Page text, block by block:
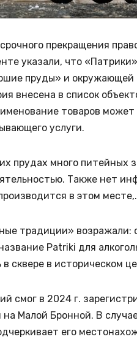
прекращения
указали, что
пруды» и окружающей
внесена в список
товаров
услуги.
прудах много питейных
Также нет
в этом месте,.
традиции» возражали:
Patriki для
в сквере в историческом
смог в 2024 г.
на Малой Бронной. В
его